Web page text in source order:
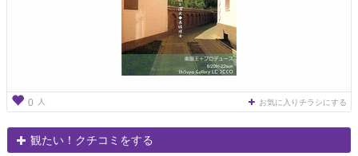
0 人 お気に入りチラシにする
観たい！クチコミをする